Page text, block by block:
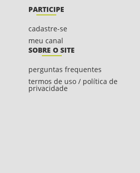
PARTICIPE
cadastre-se
meu canal
SOBRE O SITE
perguntas frequentes
termos de uso / política de
privacidade